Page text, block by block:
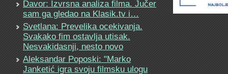
Davor: Izvrsna analiza filma. Jučer
sam ga gledao na Klasik.tv i…
Svetlana: Prevelika ocekivanja.
Svakako fim ostavlja utisak.
Nesvakidasnji, nesto novo
Aleksandar Poposki: "Marko
Janketić igra svoju filmsku ulogu